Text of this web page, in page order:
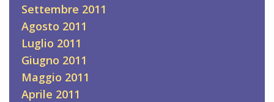
Settembre 2011
Agosto 2011
Luglio 2011
Giugno 2011
Maggio 2011
Aprile 2011